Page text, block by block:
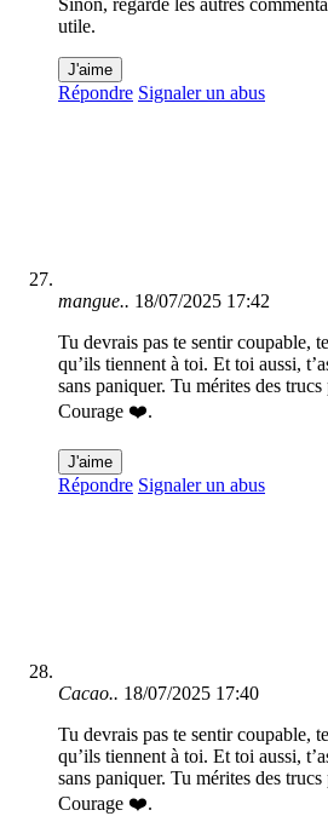
Sinon, regarde les autres
utile.
J'aime
Répondre Signaler un abus
mangue.. 18/07/2025 17:42
Tu devrais pas te sentir coupable,
qu’ils tiennent à toi. Et toi aussi,
sans paniquer. Tu mérites des
Courage ❤️.
J'aime
Répondre Signaler un abus
Cacao.. 18/07/2025 17:40
Tu devrais pas te sentir coupable,
qu’ils tiennent à toi. Et toi aussi,
sans paniquer. Tu mérites des
Courage ❤️.